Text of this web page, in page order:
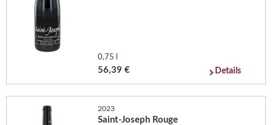
0,75 l
56,39 € Details
2023
Saint-Joseph Rouge